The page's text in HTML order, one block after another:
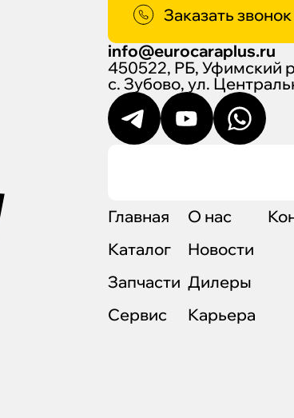
Заказать звонок
info@eurocaraplus.ru
450522, РБ, Уфимский
с. Зубово, ул.
Главная
Каталог
Запчасти
Сервис
О нас
Новости
Дилеры
Карьера